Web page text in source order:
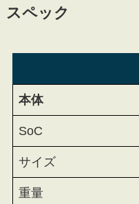
スペック
本体
SoC
サイズ
重量